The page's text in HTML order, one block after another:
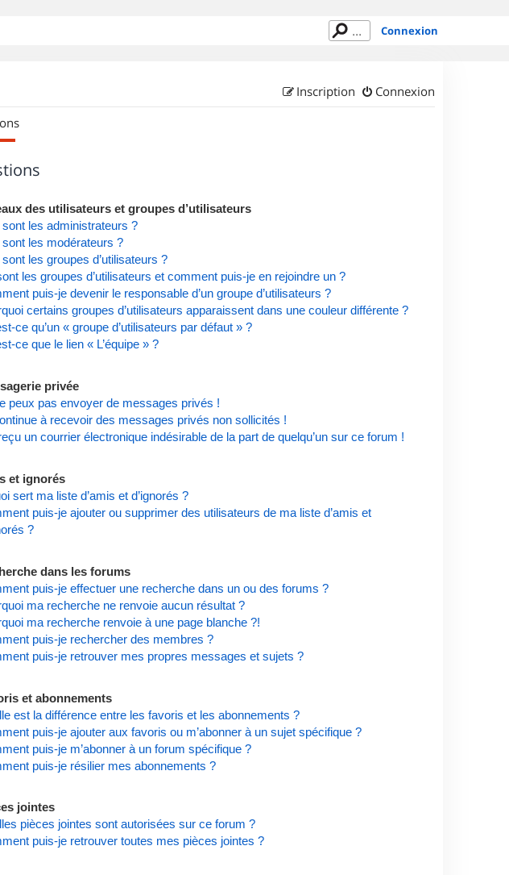
Connexion
Connexion
Inscription
des utilisateurs et groupes d’utilisateurs
sont les administrateurs ?
sont les modérateurs ?
les groupes d’utilisateurs ?
les groupes d’utilisateurs et comment puis-je en rejoindre un ?
puis-je devenir le responsable d’un groupe d’utilisateurs ?
certains groupes d’utilisateurs apparaissent dans une couleur différente ?
ce qu’un « groupe d’utilisateurs par défaut » ?
ce que le lien « L’équipe » ?
privée
peux pas envoyer de messages privés !
à recevoir des messages privés non sollicités !
un courrier électronique indésirable de la part de quelqu’un sur ce forum !
et ignorés
sert ma liste d’amis et d’ignorés ?
puis-je ajouter ou supprimer des utilisateurs de ma liste d’amis et
?
dans les forums
puis-je effectuer une recherche dans un ou des forums ?
ma recherche ne renvoie aucun résultat ?
ma recherche renvoie à une page blanche ?!
puis-je rechercher des membres ?
puis-je retrouver mes propres messages et sujets ?
et abonnements
est la différence entre les favoris et les abonnements ?
puis-je ajouter aux favoris ou m’abonner à un sujet spécifique ?
puis-je m’abonner à un forum spécifique ?
puis-je résilier mes abonnements ?
jointes
pièces jointes sont autorisées sur ce forum ?
puis-je retrouver toutes mes pièces jointes ?